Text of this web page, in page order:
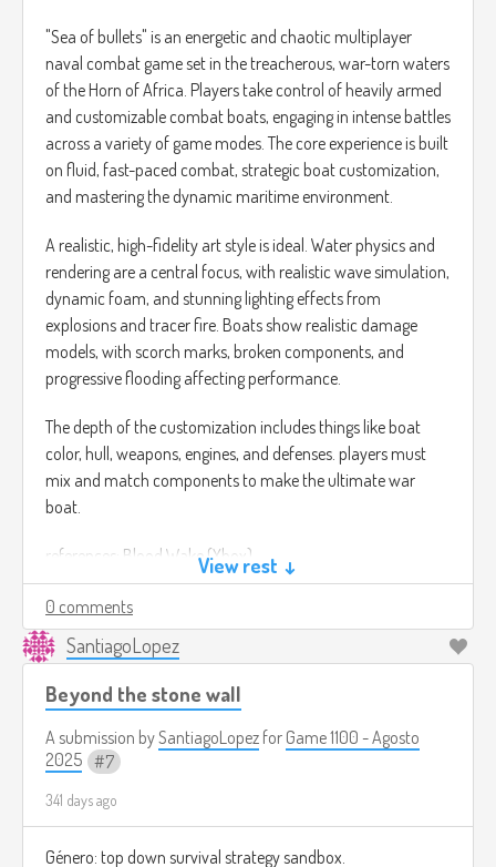
"Sea of bullets" is an energetic and chaotic multiplayer
naval combat game set in the treacherous, war-torn waters
of the Horn of Africa. Players take control of heavily armed
and customizable combat boats, engaging in intense battles
across a variety of game modes. The core experience is built
on fluid, fast-paced combat, strategic boat customization,
and mastering the dynamic maritime environment.
A realistic, high-fidelity art style is ideal. Water physics and
rendering are a central focus, with realistic wave simulation,
dynamic foam, and stunning lighting effects from
explosions and tracer fire. Boats show realistic damage
models, with scorch marks, broken components, and
progressive flooding affecting performance.
The depth of the customization includes things like boat
color, hull, weapons, engines, and defenses. players must
mix and match components to make the ultimate war
boat.
references: Blood Wake (Xbox)
View rest ↓
0 comments
SantiagoLopez
Beyond the stone wall
A submission bySantiagoLopez for Game 1100 - Agosto
2025
7
341 days ago
Género: top down survival strategy sandbox.